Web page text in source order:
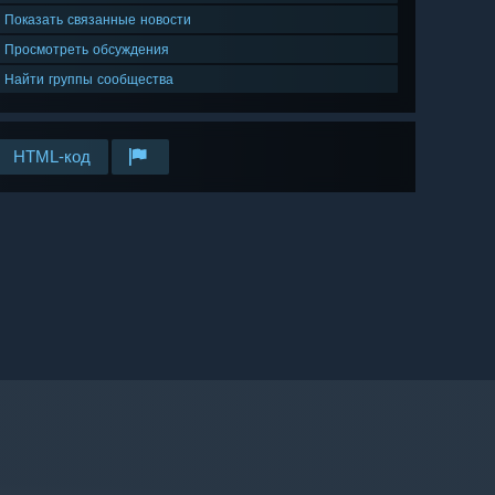
Показать связанные новости
Просмотреть обсуждения
Найти группы сообщества
HTML-код